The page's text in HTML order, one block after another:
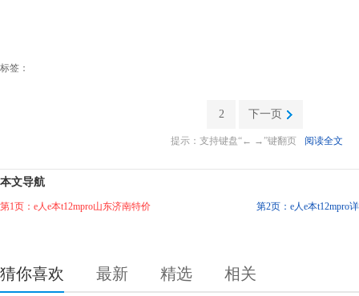
标签：
2 下一页
提示：支持键盘“← →”键翻页 阅读全文
本文导航
第1页：e人e本t12mpro山东济南特价 第2页：e人e本t12mpro
猜你喜欢 最新 精选 相关